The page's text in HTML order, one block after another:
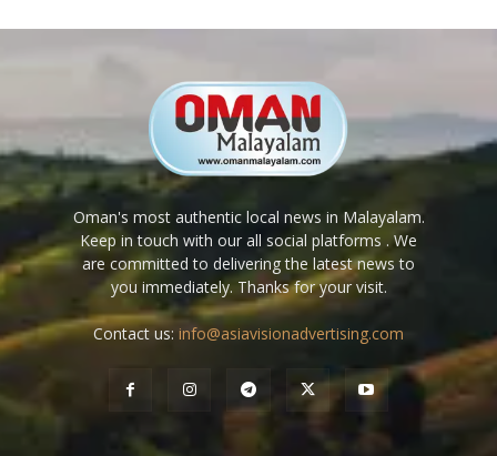
Oman's most authentic local news in Malayalam.
Keep in touch with our all social platforms . We
are committed to delivering the latest news to
you immediately. Thanks for your visit.
Contact us: info@asiavisionadvertising.com